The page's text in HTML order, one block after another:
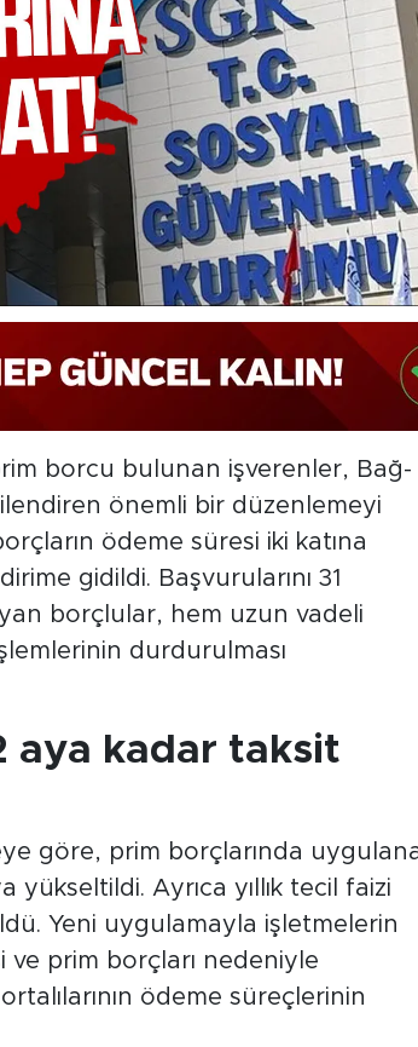
borcu bulunan işverenler, Bağ-
önemli bir düzenlemeyi
ödeme süresi iki katına
gidildi. Başvurularını 31
borçlular, hem uzun vadeli
durdurulması
aya kadar taksit
göre, prim borçlarında
Ayrıca yıllık tecil faizi
Yeni uygulamayla işletmelerin
prim borçları nedeniyle
ödeme süreçlerinin